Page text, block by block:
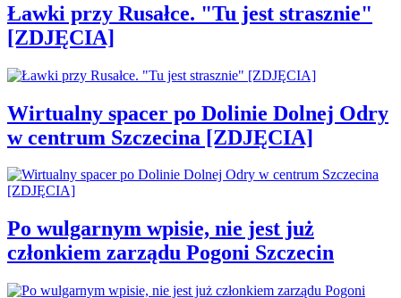
Ławki przy Rusałce. "Tu jest strasznie"
[ZDJĘCIA]
Wirtualny spacer po Dolinie Dolnej Odry
w centrum Szczecina [ZDJĘCIA]
Po wulgarnym wpisie, nie jest już
członkiem zarządu Pogoni Szczecin